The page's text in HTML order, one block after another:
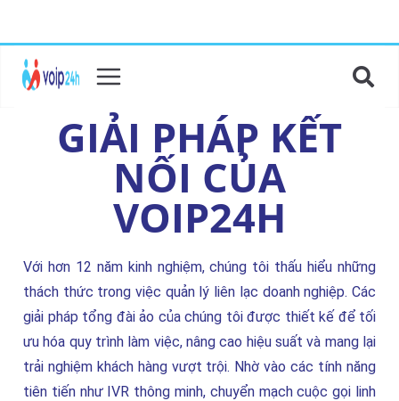
GIẢI PHÁP KẾT
NỐI CỦA
VOIP24H
Với hơn 12 năm kinh nghiệm, chúng tôi thấu hiểu những
thách thức trong việc quản lý liên lạc doanh nghiệp. Các
giải pháp tổng đài ảo của chúng tôi được thiết kế để tối
ưu hóa quy trình làm việc, nâng cao hiệu suất và mang lại
trải nghiệm khách hàng vượt trội. Nhờ vào các tính năng
tiên tiến như IVR thông minh, chuyển mạch cuộc gọi linh